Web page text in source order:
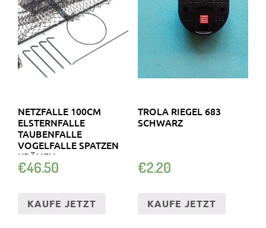
NETZFALLE 100CM
ELSTERNFALLE
TAUBENFALLE
VOGELFALLE SPATZEN
KRÄHEN
€46.50
KAUFE JETZT
TROLA RIEGEL 683
SCHWARZ
€2.20
KAUFE JETZT